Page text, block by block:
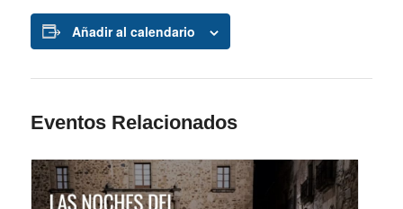
Añadir al calendario
Eventos Relacionados